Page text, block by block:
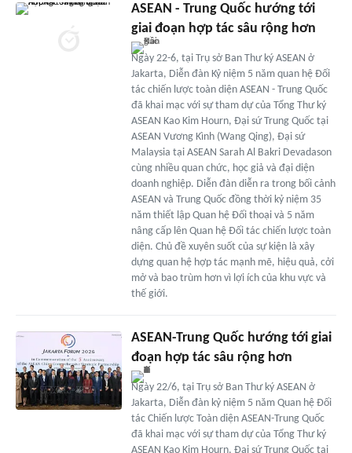
ASEAN - Trung Quốc hướng tới
giai đoạn hợp tác sâu rộng hơn
Ngày 22-6, tại Trụ sở Ban Thư ký ASEAN ở
Jakarta, Diễn đàn Kỷ niệm 5 năm quan hệ Đối
tác chiến lược toàn diện ASEAN - Trung Quốc
đã khai mạc với sự tham dự của Tổng Thư ký
ASEAN Kao Kim Hourn, Đại sứ Trung Quốc tại
ASEAN Vương Kình (Wang Qing), Đại sứ
Malaysia tại ASEAN Sarah Al Bakri Devadason
cùng nhiều quan chức, học giả và đại diện
doanh nghiệp. Diễn đàn diễn ra trong bối cảnh
ASEAN và Trung Quốc đồng thời kỷ niệm 35
năm thiết lập Quan hệ Đối thoại và 5 năm
nâng cấp lên Quan hệ Đối tác chiến lược toàn
diện. Chủ đề xuyên suốt của sự kiện là xây
dựng quan hệ hợp tác mạnh mẽ, hiệu quả, cởi
mở và bao trùm hơn vì lợi ích của khu vực và
thế giới.
ASEAN-Trung Quốc hướng tới giai
đoạn hợp tác sâu rộng hơn
Ngày 22/6, tại Trụ sở Ban Thư ký ASEAN ở
Jakarta, Diễn đàn kỷ niệm 5 năm Quan hệ Đối
tác Chiến lược Toàn diện ASEAN-Trung Quốc
đã khai mạc với sự tham dự của Tổng Thư ký
ASEAN Kao Kim Hourn, Đại sứ Trung Quốc tại